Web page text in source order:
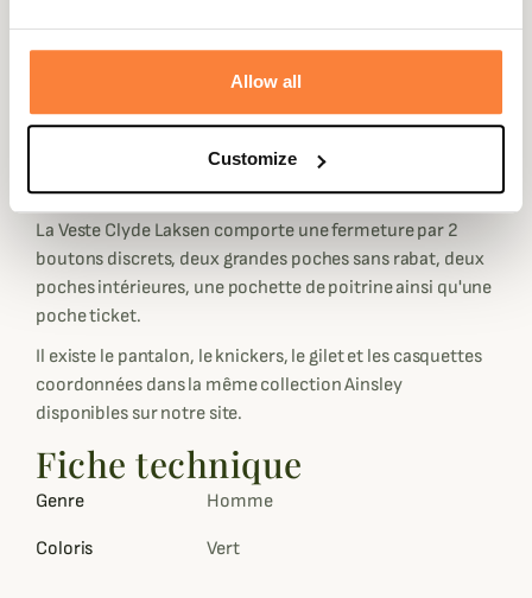
Allow all
Customize
doublure de col bordeaux fantaisie, la veste en tweed
traitement Teflon qui permet de rendre la veste Anti-
tâche.
La gamme en Tweed de chez Laksen dispose de grands
carreaux rouge orangé sur un fond marron kaki.
La Veste Clyde Laksen comporte une fermeture par 2
boutons discrets, deux grandes poches sans rabat, deux
poches intérieures, une pochette de poitrine ainsi qu'une
poche ticket.
Il existe le pantalon, le knickers, le gilet et les casquettes
coordonnées dans la même collection Ainsley
disponibles sur notre site.
Fiche technique
Genre Homme
Coloris Vert